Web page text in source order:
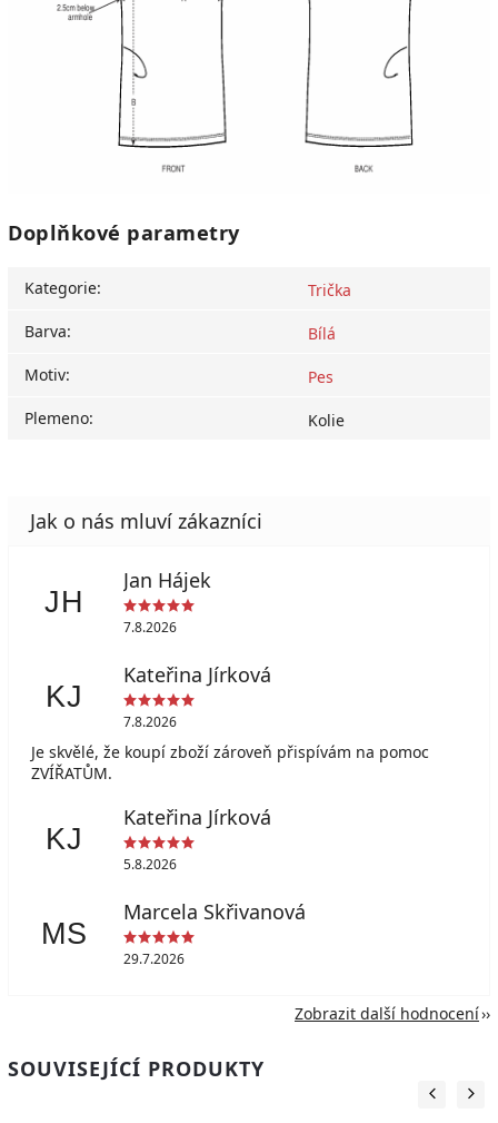
Doplňkové parametry
Kategorie:
Trička
Barva:
Bílá
Motiv:
Pes
Plemeno: Kolie
JH
Jan Hájek
7.8.2026
KJ
Kateřina Jírková
7.8.2026
Je skvělé, že koupí zboží zároveň přispívám na pomoc
ZVÍŘATŮM.
KJ
Kateřina Jírková
5.8.2026
MS
Marcela Skřivanová
29.7.2026
Zobrazit další hodnocení
SOUVISEJÍCÍ PRODUKTY